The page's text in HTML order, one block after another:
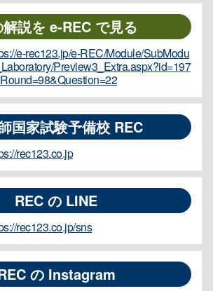
解説を e-REC で見る
e-rec123.jp/e-REC/Module/SubModu
Preview3_Extra.aspx?id=197
国家試験予備校 REC
rec123.co.jp
REC の LINE
rec123.co.jp/sns
の Instagram